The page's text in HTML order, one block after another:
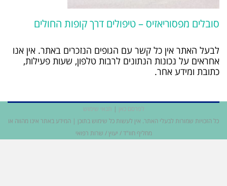
סובלים מפסוריאזיס – טיפולים דרך קופות החולים
לבעל האתר אין כל קשר עם הגופים הנזכרים באתר. אין אנו
אחראים על נכונות הנתונים לרבות טלפון, שעות פעילות,
כתובת ומידע אחר.
לפרסם כאן | תנאי שימוש
כל הזכויות שמורות לבעלי האתר. אין לעשות כל שימוש בתוכן | המידע באתר אינו מהווה או
מחליף חוו"ד / יעוץ / שרות רפואי